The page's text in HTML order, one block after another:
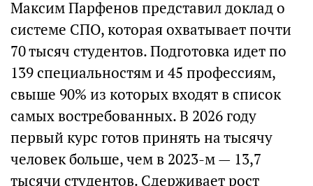
Максим Парфенов представил доклад о
системе СПО, которая охватывает почти
70 тысяч студентов. Подготовка идет по
139 специальностям и 45 профессиям,
свыше 90% из которых входят в список
самых востребованных. В 2026 году
первый курс готов принять на тысячу
человек больше, чем в 2023-м — 13,7
тысячи студентов. Сдерживает рост